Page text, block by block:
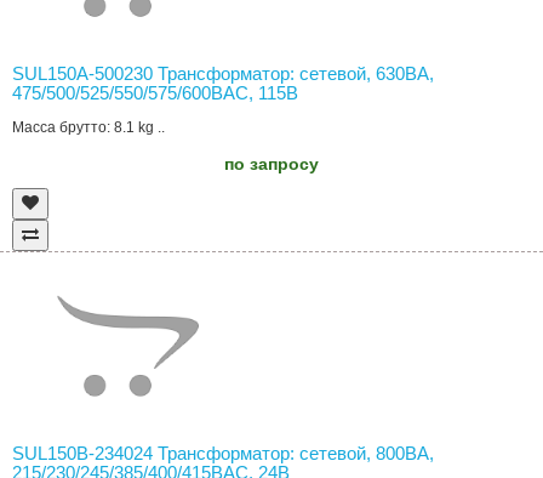
SUL150A-500230 Трансформатор: сетевой, 630ВА,
475/500/525/550/575/600ВAC, 115В
Масса брутто: 8.1 kg ..
по запросу
SUL150B-234024 Трансформатор: сетевой, 800ВА,
215/230/245/385/400/415ВAC, 24В